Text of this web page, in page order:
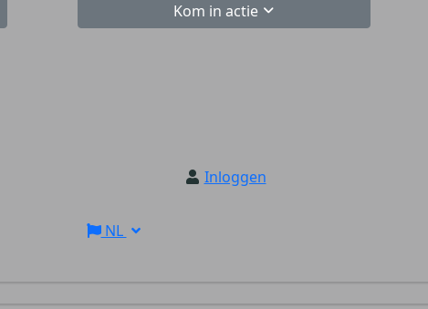
Kom in actie
Inloggen
NL